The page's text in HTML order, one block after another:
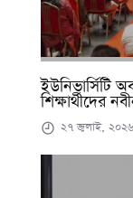
ইউনিভার্সিটি
শিক্ষার্থীদের
২৭ জুলাই, ২০২৬